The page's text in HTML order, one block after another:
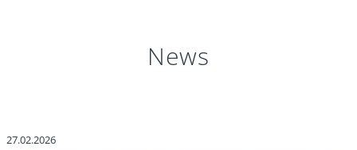
News
27.02.2026